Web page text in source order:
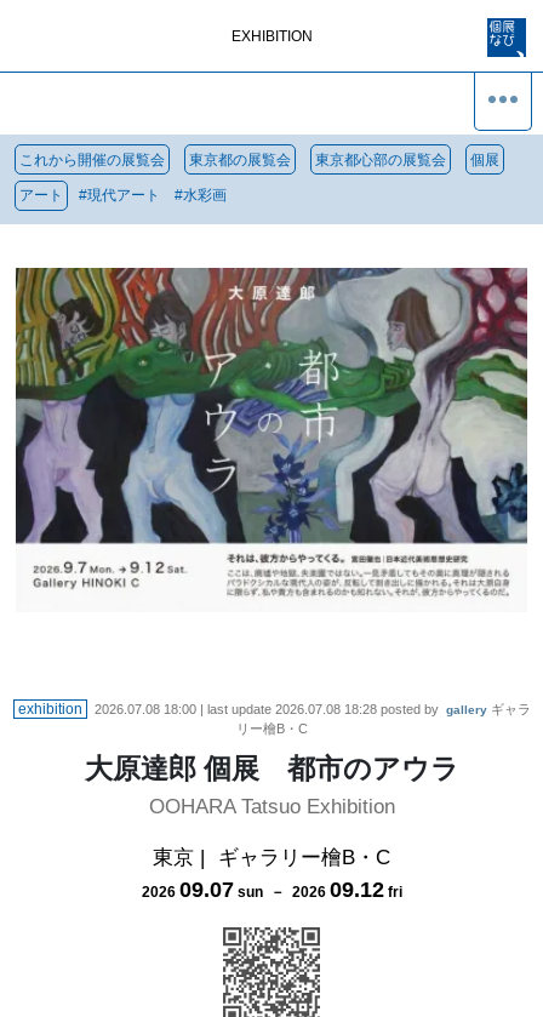
EXHIBITION
これから開催の展覧会 東京都の展覧会 東京都心部の展覧会 個展
アート #現代アート #水彩画
exhibition 2026.07.08 18:00| last update 2026.07.08 18:28posted by gallery ギャラ
リー檜B・C
大原達郎 個展 都市のアウラ
OOHARA Tatsuo Exhibition
東京 | ギャラリー檜B・C
2026 09.07 sun－ 2026 09.12 fri